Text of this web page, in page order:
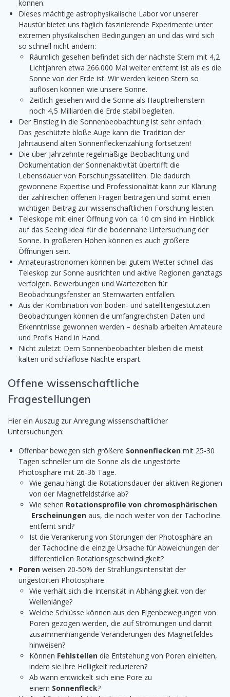
können.
Dieses mächtige astrophysikalische Labor vor unserer
Haustür bietet uns täglich faszinierende Experimente unter
extremen physikalischen Bedingungen an und das wird sich
so schnell nicht ändern:
Räumlich gesehen befindet sich der nächste Stern mit 4,2
Lichtjahren etwa 266.000 Mal weiter entfernt ist als es die
Sonne von der Erde ist. Wir werden keinen Stern so
auflösen können wie unsere Sonne.
Zeitlich gesehen wird die Sonne als Hauptreihenstern
noch 4,5 Milliarden die Erde stabil begleiten.
Der Einstieg in die Sonnenbeobachtung ist sehr einfach:
Das geschützte bloße Auge kann die Tradition der
Jahrtausend alten Sonnenfleckenzählung fortsetzen!
Die über Jahrzehnte regelmäßige Beobachtung und
Dokumentation der Sonnenaktivität übertrifft die
Lebensdauer von Forschungssatelliten. Die dadurch
gewonnene Expertise und Professionalität kann zur Klärung
der zahlreichen offenen Fragen beitragen und somit einen
wichtigen Beitrag zur wissenschaftlichen Forschung leisten.
Teleskope mit einer Öffnung von ca. 10 cm sind im Hinblick
auf das Seeing ideal für die bodennahe Untersuchung der
Sonne. In größeren Höhen können es auch größere
Öffnungen sein.
Amateurastronomen können bei gutem Wetter schnell das
Teleskop zur Sonne ausrichten und aktive Regionen ganztags
verfolgen. Bewerbungen und Wartezeiten für
Beobachtungsfenster an Sternwarten entfallen.
Aus der Kombination von boden- und satellitengestützten
Beobachtungen können die umfangreichsten Daten und
Erkenntnisse gewonnen werden – deshalb arbeiten Amateure
und Profis Hand in Hand.
Nicht zuletzt: Dem Sonnenbeobachter bleiben die meist
kalten und schlaflose Nächte erspart.
Offene wissenschaftliche
Fragestellungen
Hier ein Auszug zur Anregung wissenschaftlicher
Untersuchungen:
Offenbar bewegen sich größere Sonnenflecken mit 25-30
Tagen schneller um die Sonne als die ungestörte
Photosphäre mit 26-36 Tage.
Wie genau hängt die Rotationsdauer der aktiven Regionen
von der Magnetfeldstärke ab?
Wie sehen Rotationsprofile von chromosphärischen
Erscheinungen aus, die noch weiter von der Tachocline
entfernt sind?
Ist die Verankerung von Störungen der Photosphäre an
der Tachocline die einzige Ursache für Abweichungen der
differentiellen Rotationsgeschwindigkeit?
Poren weisen 20-50% der Strahlungsintensität der
ungestörten Photosphäre.
Wie verhält sich die Intensität in Abhängigkeit von der
Wellenlänge?
Welche Schlüsse können aus den Eigenbewegungen von
Poren gezogen werden, die auf Strömungen und damit
zusammenhängende Veränderungen des Magnetfeldes
hinweisen?
Können Fehlstellen die Entstehung von Poren einleiten,
indem sie ihre Helligkeit reduzieren?
Ab wann entwickelt sich eine Pore zu
einem Sonnenfleck?